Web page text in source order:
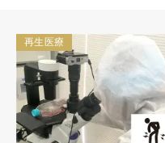
再生医療